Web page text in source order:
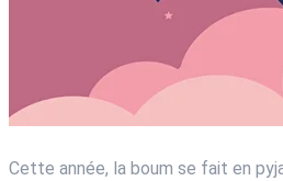
Cette année, la boum se fait en